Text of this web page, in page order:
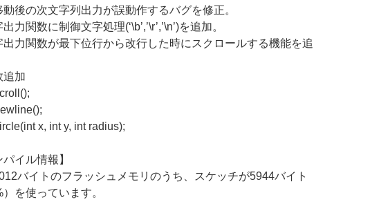
動後の次文字列出力が誤動作するバグを修正。
出力関数に制御文字処理(‘\b’,’\r’,’\n’)を追加。
出力関数が最下位行から改行した時にスクロールする機能を追
追加
x, int y, int radius);
パイル情報】
バイトのフラッシュメモリのうち、スケッチが5944バイト
）を使っています。